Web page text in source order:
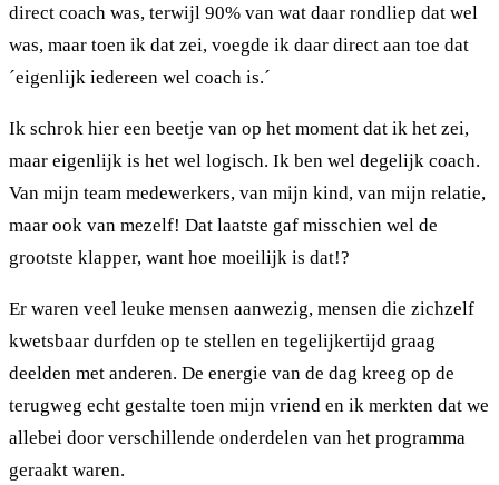
direct coach was, terwijl 90% van wat daar rondliep dat wel
was, maar toen ik dat zei, voegde ik daar direct aan toe dat
´eigenlijk iedereen wel coach is.´
Ik schrok hier een beetje van op het moment dat ik het zei,
maar eigenlijk is het wel logisch. Ik ben wel degelijk coach.
Van mijn team medewerkers, van mijn kind, van mijn relatie,
maar ook van mezelf! Dat laatste gaf misschien wel de
grootste klapper, want hoe moeilijk is dat!?
Er waren veel leuke mensen aanwezig, mensen die zichzelf
kwetsbaar durfden op te stellen en tegelijkertijd graag
deelden met anderen. De energie van de dag kreeg op de
terugweg echt gestalte toen mijn vriend en ik merkten dat we
allebei door verschillende onderdelen van het programma
geraakt waren.